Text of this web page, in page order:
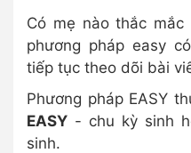
Có mẹ nào thắc mắc
phương pháp easy
tiếp tục theo dõi bài
Phương pháp EASY
EASY - chu kỳ sinh
sinh.